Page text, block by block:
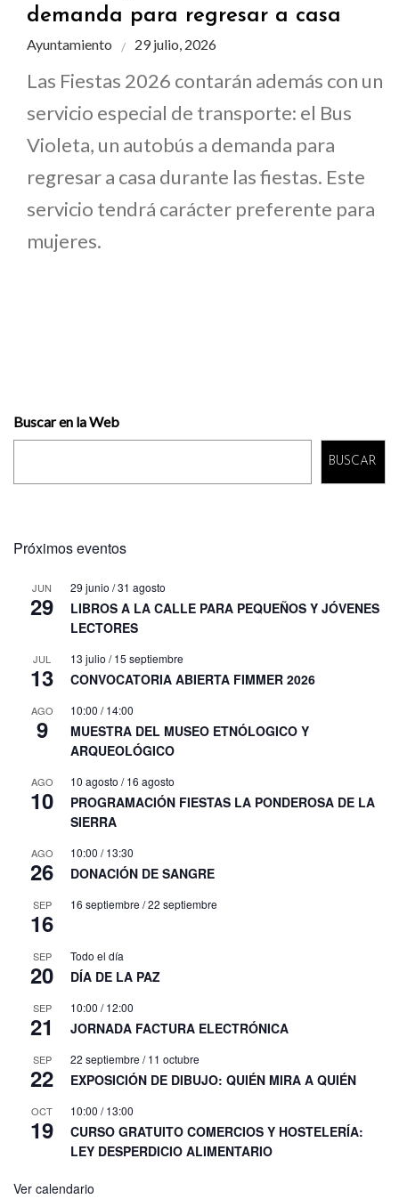
demanda para regresar a casa
Ayuntamiento 29 julio, 2026
Las Fiestas 2026 contarán además con un
servicio especial de transporte: el Bus
Violeta, un autobús a demanda para
regresar a casa durante las fiestas. Este
servicio tendrá carácter preferente para
mujeres.
Buscar en la Web
BUSCAR
Próximos eventos
JUN
29
29 junio /31 agosto
LIBROS A LA CALLE PARA PEQUEÑOS Y JÓVENES
LECTORES
JUL
13
13 julio /15 septiembre
CONVOCATORIA ABIERTA FIMMER 2026
AGO
9
10:00 /14:00
MUESTRA DEL MUSEO ETNÓLOGICO Y
ARQUEOLÓGICO
AGO
10
10 agosto /16 agosto
PROGRAMACIÓN FIESTAS LA PONDEROSA DE LA
SIERRA
AGO
26
10:00 /13:30
DONACIÓN DE SANGRE
SEP
16
16 septiembre /22 septiembre
SEP
20
Todo el día
DÍA DE LA PAZ
SEP
21
10:00 /12:00
JORNADA FACTURA ELECTRÓNICA
SEP
22
22 septiembre /11 octubre
EXPOSICIÓN DE DIBUJO: QUIÉN MIRA A QUIÉN
OCT
19
10:00 /13:00
CURSO GRATUITO COMERCIOS Y HOSTELERÍA:
LEY DESPERDICIO ALIMENTARIO
Ver calendario